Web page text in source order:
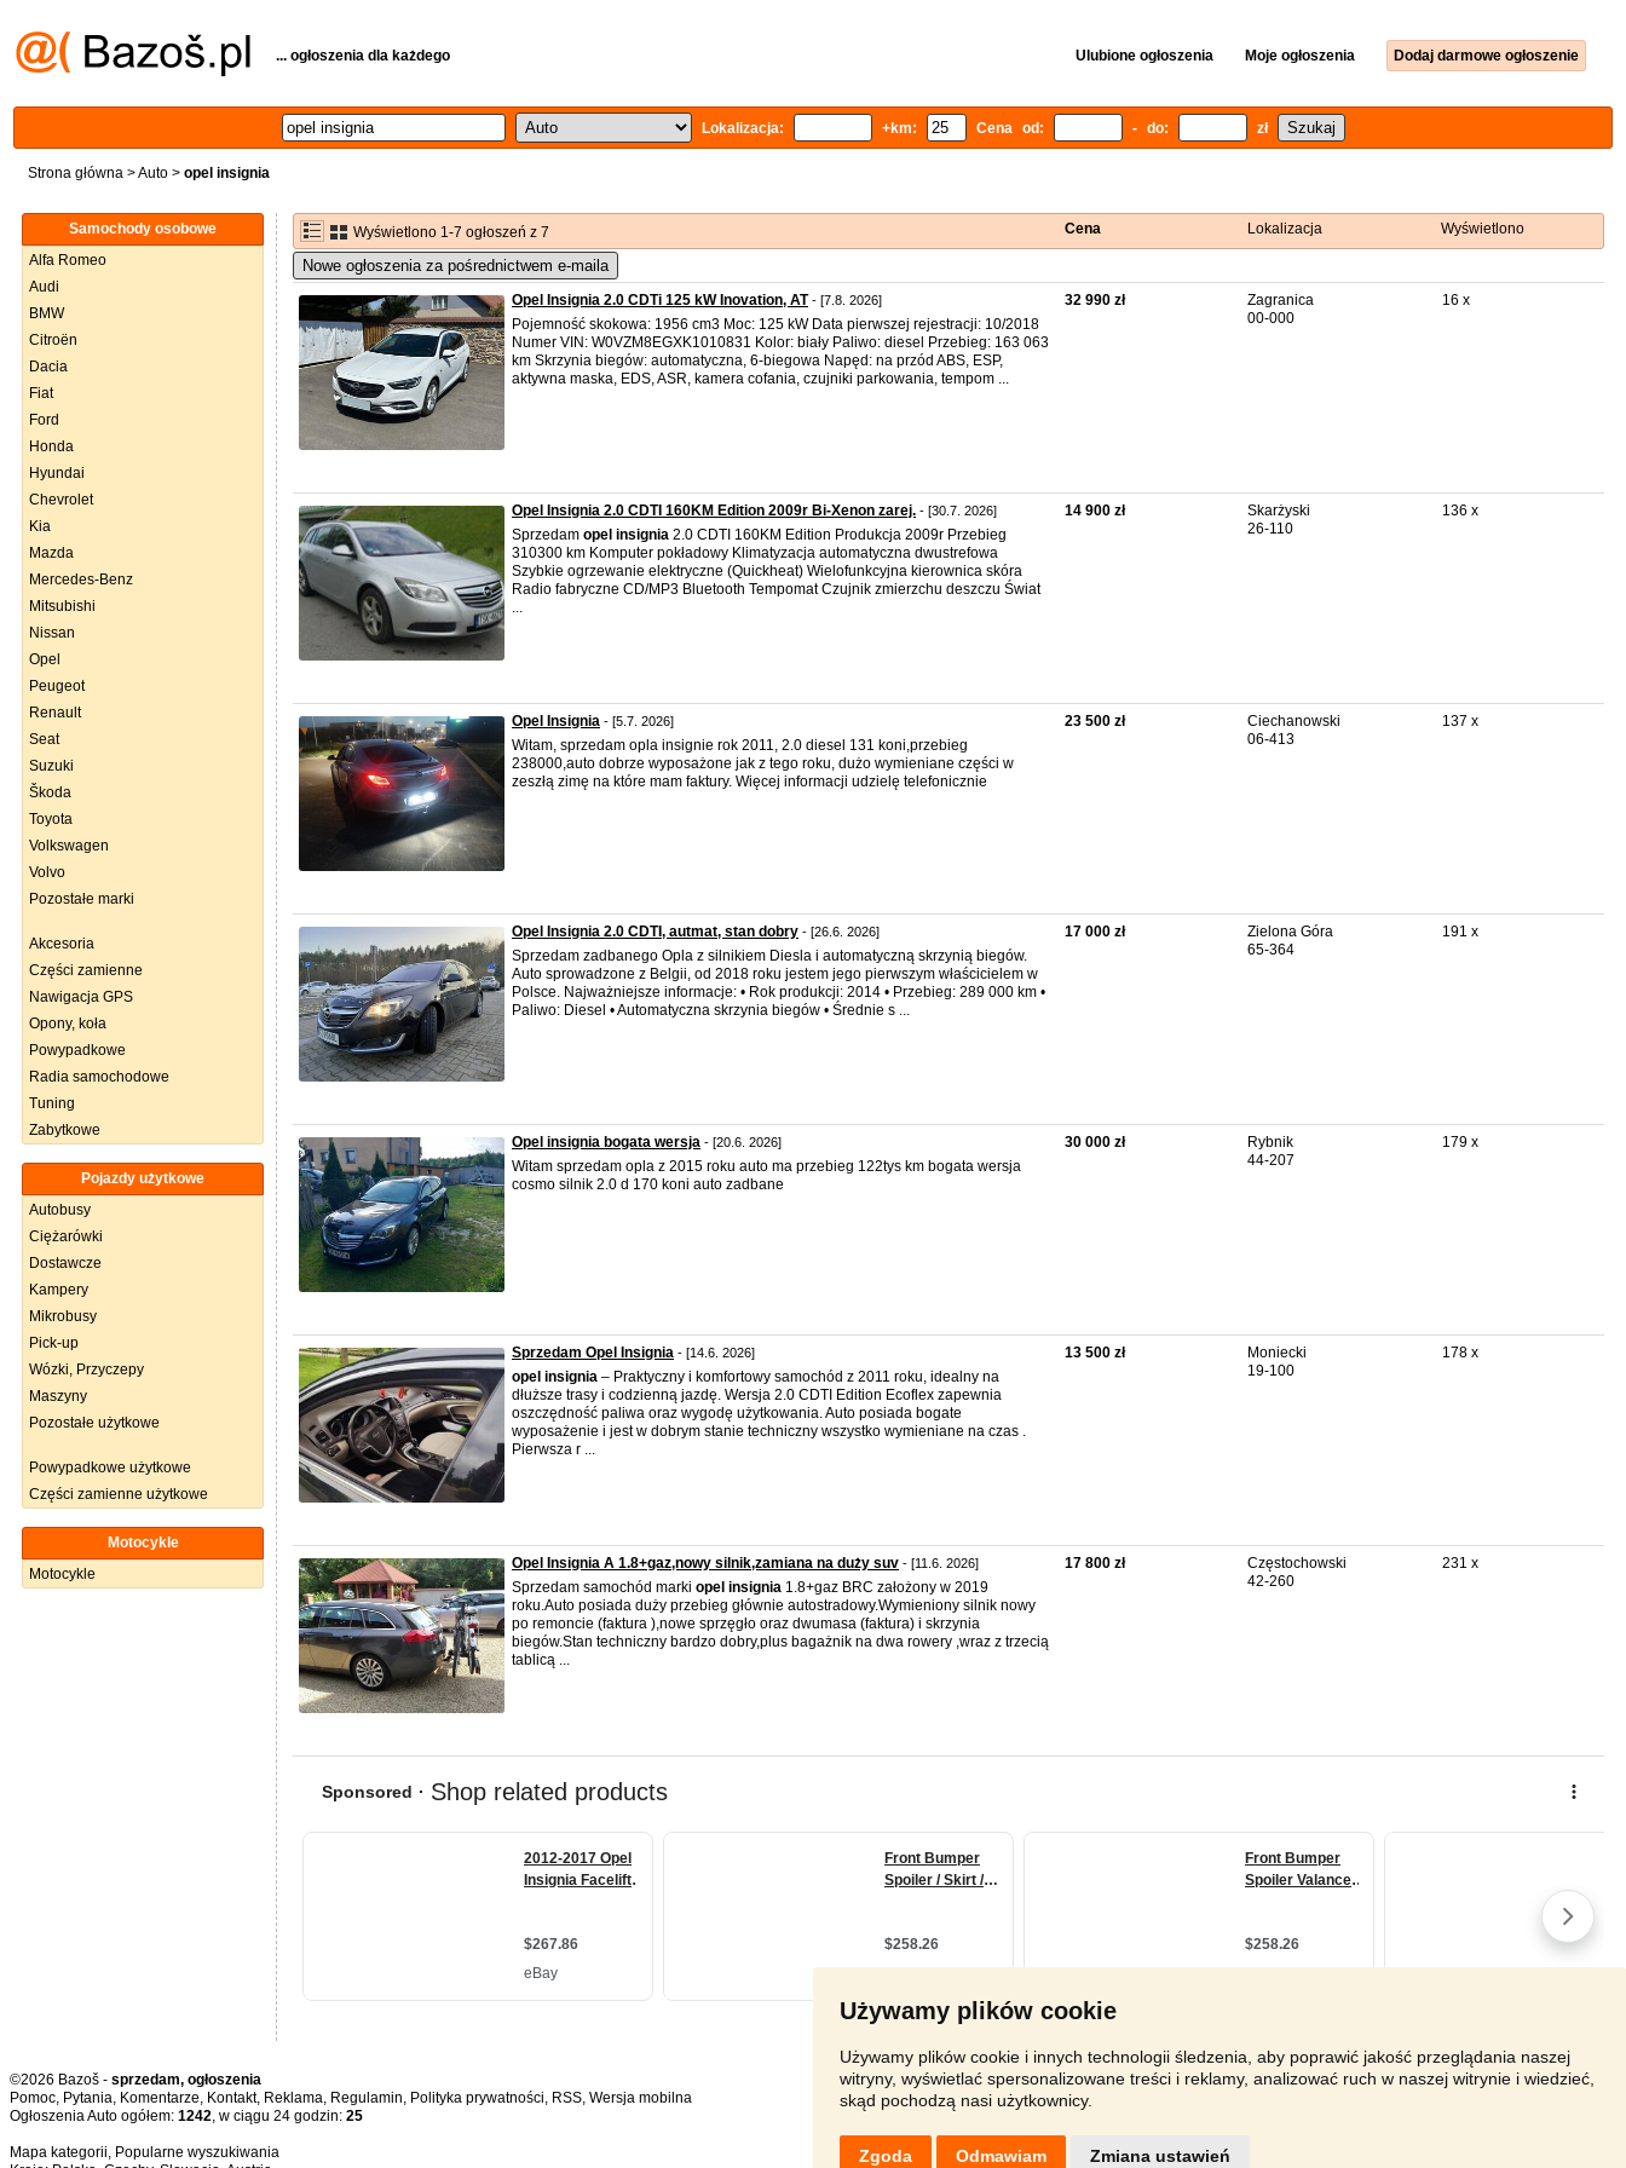
Używamy plików cookie
Używamy plików cookie i innych technologii śledzenia, aby poprawić jakość przeglądania naszej
witryny, wyświetlać spersonalizowane treści i reklamy, analizować ruch w naszej witrynie i wiedzieć,
skąd pochodzą nasi użytkownicy.
Zgoda Odmawiam Zmiana ustawień
... ogłoszenia dla każdego Ulubione ogłoszenia Moje ogłoszenia Dodaj darmowe ogłoszenie
Lokalizacja: +km: Cena od: - do: zł
Strona główna >Auto > opel insignia
Samochody osobowe
Alfa Romeo
Audi
BMW
Citroën
Dacia
Fiat
Ford
Honda
Hyundai
Chevrolet
Kia
Mazda
Mercedes-Benz
Mitsubishi
Nissan
Opel
Peugeot
Renault
Seat
Suzuki
Škoda
Toyota
Volkswagen
Volvo
Pozostałe marki
Akcesoria
Części zamienne
Nawigacja GPS
Opony, koła
Powypadkowe
Radia samochodowe
Tuning
Zabytkowe
Pojazdy użytkowe
Autobusy
Ciężarówki
Dostawcze
Kampery
Mikrobusy
Pick-up
Wózki, Przyczepy
Maszyny
Pozostałe użytkowe
Powypadkowe użytkowe
Części zamienne użytkowe
Motocykle
Motocykle
Wyświetlono 1-7 ogłoszeń z 7 Cena Lokalizacja Wyświetlono
Nowe ogłoszenia za pośrednictwem e-maila
Opel Insignia 2.0 CDTi 125 kW Inovation, AT- [7.8. 2026]
Pojemność skokowa: 1956 cm3 Moc: 125 kW Data pierwszej rejestracji: 10/2018
Numer VIN: W0VZM8EGXK1010831 Kolor: biały Paliwo: diesel Przebieg: 163 063
km Skrzynia biegów: automatyczna, 6-biegowa Napęd: na przód ABS, ESP,
aktywna maska, EDS, ASR, kamera cofania, czujniki parkowania, tempom ...
32 990 zł
Zagranica
00-000
16 x
Opel Insignia 2.0 CDTI 160KM Edition 2009r Bi-Xenon zarej. - [30.7. 2026]
Sprzedam opel insignia 2.0 CDTI 160KM Edition Produkcja 2009r Przebieg
310300 km Komputer pokładowy Klimatyzacja automatyczna dwustrefowa
Szybkie ogrzewanie elektryczne (Quickheat) Wielofunkcyjna kierownica skóra
Radio fabryczne CD/MP3 Bluetooth Tempomat Czujnik zmierzchu deszczu Świat
...
14 900 zł
Skarżyski
26-110
136 x
Opel Insignia - [5.7. 2026]
Witam, sprzedam opla insignie rok 2011, 2.0 diesel 131 koni,przebieg
238000,auto dobrze wyposażone jak z tego roku, dużo wymieniane części w
zeszłą zimę na które mam faktury. Więcej informacji udzielę telefonicznie
23 500 zł
Ciechanowski
06-413
137 x
Opel Insignia 2.0 CDTI, autmat, stan dobry - [26.6. 2026]
Sprzedam zadbanego Opla z silnikiem Diesla i automatyczną skrzynią biegów.
Auto sprowadzone z Belgii, od 2018 roku jestem jego pierwszym właścicielem w
Polsce. Najważniejsze informacje: • Rok produkcji: 2014 • Przebieg: 289 000 km •
Paliwo: Diesel • Automatyczna skrzynia biegów • Średnie s ...
17 000 zł
Zielona Góra
65-364
191 x
Opel insignia bogata wersja - [20.6. 2026]
Witam sprzedam opla z 2015 roku auto ma przebieg 122tys km bogata wersja
cosmo silnik 2.0 d 170 koni auto zadbane
30 000 zł
Rybnik
44-207
179 x
Sprzedam Opel Insignia - [14.6. 2026]
opel insignia – Praktyczny i komfortowy samochód z 2011 roku, idealny na
dłuższe trasy i codzienną jazdę. Wersja 2.0 CDTI Edition Ecoflex zapewnia
oszczędność paliwa oraz wygodę użytkowania. Auto posiada bogate
wyposażenie i jest w dobrym stanie techniczny wszystko wymieniane na czas .
Pierwsza r ...
13 500 zł
Moniecki
19-100
178 x
Opel Insignia A 1.8+gaz,nowy silnik,zamiana na duży suv - [11.6. 2026]
Sprzedam samochód marki opel insignia 1.8+gaz BRC założony w 2019
roku.Auto posiada duży przebieg głównie autostradowy.Wymieniony silnik nowy
po remoncie (faktura ),nowe sprzęgło oraz dwumasa (faktura) i skrzynia
biegów.Stan techniczny bardzo dobry,plus bagażnik na dwa rowery ,wraz z trzecią
tablicą ...
17 800 zł
Częstochowski
42-260
231 x
©2026 Bazoš - sprzedam, ogłoszenia
Pomoc, Pytania, Komentarze, Kontakt, Reklama, Regulamin, Polityka prywatności, RSS,
Ogłoszenia Auto ogółem: 1242, w ciągu 24 godzin: 25
Mapa kategorii, Popularne wyszukiwania